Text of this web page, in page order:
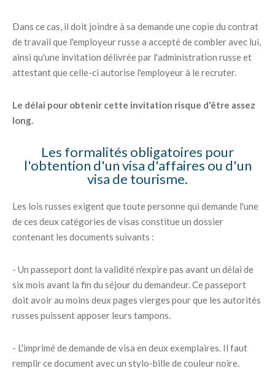
Dans ce cas, il doit joindre à sa demande une copie du contrat
de travail que l'employeur russe a accepté de combler avec lui,
ainsi qu'une invitation délivrée par l'administration russe et
attestant que celle-ci autorise l'employeur à le recruter.
Le délai pour obtenir cette invitation risque d'être assez
long.
Les formalités obligatoires pour
l'obtention d'un visa d'affaires ou d'un
visa de tourisme.
Les lois russes exigent que toute personne qui demande l'une
de ces deux catégories de visas constitue un dossier
contenant les documents suivants :
- Un passeport dont la validité n'expire pas avant un délai de
six mois avant la fin du séjour du demandeur. Ce passeport
doit avoir au moins deux pages vierges pour que les autorités
russes puissent apposer leurs tampons.
- L'imprimé de demande de visa en deux exemplaires. Il faut
remplir ce document avec un stylo-bille de couleur noire.